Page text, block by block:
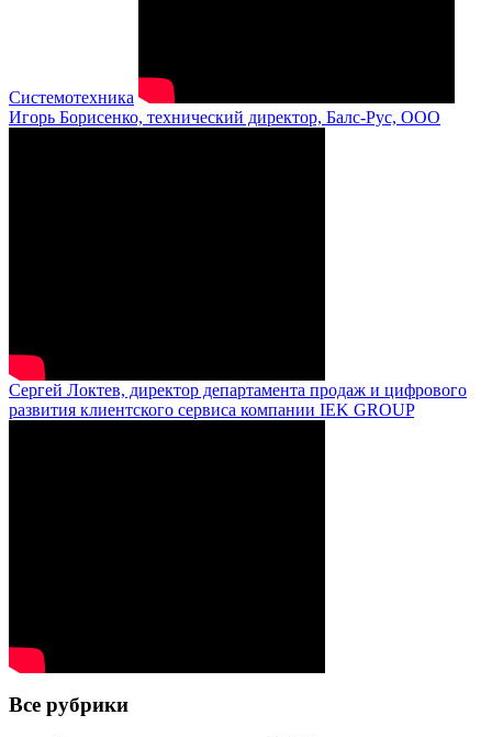
Системотехника
Игорь Борисенко, технический директор, Балс-Рус, ООО
Сергей Локтев, директор департамента продаж и цифрового
развития клиентского сервиса компании IEK GROUP
Все рубрики